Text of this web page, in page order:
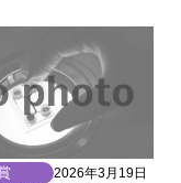
2026年3月19日